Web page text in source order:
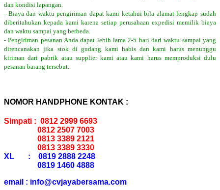
dan kondisi lapangan.
- Biaya dan waktu pengiriman dapat kami ketahui bila alamat lengkap sudah
diberitahukan kepada kami karena setiap perusahaan expedisi memilik biaya
dan waktu sampai yang berbeda.
- Pengiriman pesanan Anda dapat lebih lama 2-5 hari dari waktu sampai yang
direncanakan jika stok di gudang kami habis dan kami harus menunggu
kiriman dari pabrik atau supplier kami atau kami harus memproduksi dulu
pesanan barang tersebut.
NOMOR HANDPHONE KONTAK :
Simpati : 0812 2999 6693
0812 2507 7003
0813 3389 2121
0813 3389 3330
XL : 0819 2888 2248
0819 1460 4888
email : info@cvjayabersama.com